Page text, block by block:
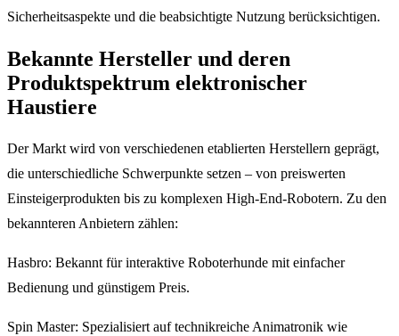
Sicherheitsaspekte und die beabsichtigte Nutzung berücksichtigen.
Bekannte Hersteller und deren
Produktspektrum elektronischer
Haustiere
Der Markt wird von verschiedenen etablierten Herstellern geprägt,
die unterschiedliche Schwerpunkte setzen – von preiswerten
Einsteigerprodukten bis zu komplexen High-End-Robotern. Zu den
bekannteren Anbietern zählen:
Hasbro: Bekannt für interaktive Roboterhunde mit einfacher
Bedienung und günstigem Preis.
Spin Master: Spezialisiert auf technikreiche Animatronik wie